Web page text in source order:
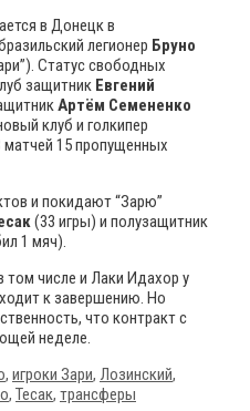
в Донецк в
легионер Бруно
Статус свободных
защитник Евгений
Артём Семененко
клуб и голкипер
матчей 15 пропущенных
и покидают “Зарю”
(33 игры) и полузащитник
1 мяч).
том числе и Лаки Идахор у
к завершению. Но
что контракт с
неделе.
, игроки Зари, Лозинский,
, Тесак, трансферы